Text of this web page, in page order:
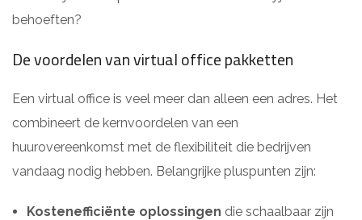
behoeften?
De voordelen van virtual office pakketten
Een virtual office is veel meer dan alleen een adres. Het
combineert de kernvoordelen van een
huurovereenkomst met de flexibiliteit die bedrijven
vandaag nodig hebben. Belangrijke pluspunten zijn:
Kostenefficiënte oplossingen die schaalbaar zijn